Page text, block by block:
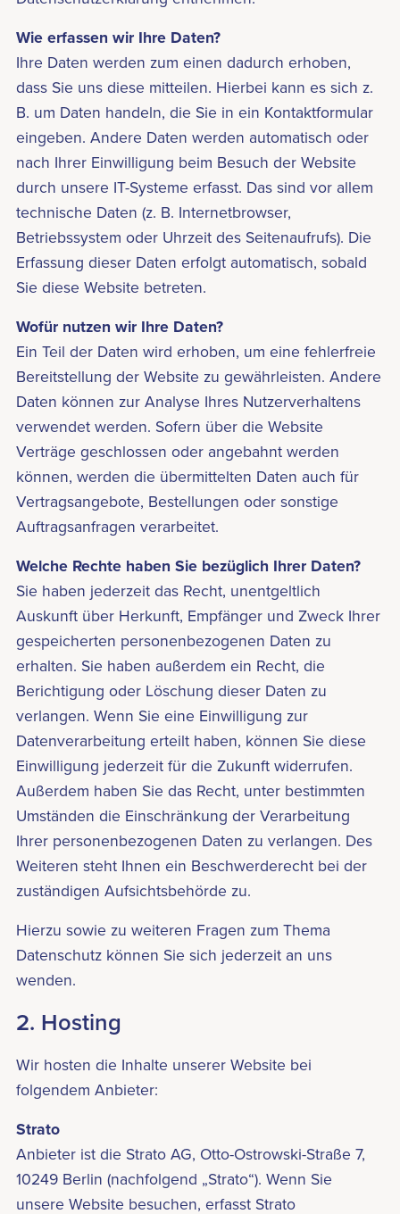
Wie erfassen wir Ihre Daten?
Ihre Daten werden zum einen dadurch erhoben,
dass Sie uns diese mitteilen. Hierbei kann es sich z.
B. um Daten handeln, die Sie in ein Kontaktformular
eingeben. Andere Daten werden automatisch oder
nach Ihrer Einwilligung beim Besuch der Website
durch unsere IT-Systeme erfasst. Das sind vor allem
technische Daten (z. B. Internetbrowser,
Betriebssystem oder Uhrzeit des Seitenaufrufs). Die
Erfassung dieser Daten erfolgt automatisch, sobald
Sie diese Website betreten.
Wofür nutzen wir Ihre Daten?
Ein Teil der Daten wird erhoben, um eine fehlerfreie
Bereitstellung der Website zu gewährleisten. Andere
Daten können zur Analyse Ihres Nutzerverhaltens
verwendet werden. Sofern über die Website
Verträge geschlossen oder angebahnt werden
können, werden die übermittelten Daten auch für
Vertragsangebote, Bestellungen oder sonstige
Auftragsanfragen verarbeitet.
Welche Rechte haben Sie bezüglich Ihrer Daten?
Sie haben jederzeit das Recht, unentgeltlich
Auskunft über Herkunft, Empfänger und Zweck Ihrer
gespeicherten personenbezogenen Daten zu
erhalten. Sie haben außerdem ein Recht, die
Berichtigung oder Löschung dieser Daten zu
verlangen. Wenn Sie eine Einwilligung zur
Datenverarbeitung erteilt haben, können Sie diese
Einwilligung jederzeit für die Zukunft widerrufen.
Außerdem haben Sie das Recht, unter bestimmten
Umständen die Einschränkung der Verarbeitung
Ihrer personenbezogenen Daten zu verlangen. Des
Weiteren steht Ihnen ein Beschwerderecht bei der
zuständigen Aufsichtsbehörde zu.
Hierzu sowie zu weiteren Fragen zum Thema
Datenschutz können Sie sich jederzeit an uns
wenden.
2. Hosting
Wir hosten die Inhalte unserer Website bei
folgendem Anbieter:
Strato
Anbieter ist die Strato AG, Otto-Ostrowski-Straße 7,
10249 Berlin (nachfolgend „Strato“). Wenn Sie
unsere Website besuchen, erfasst Strato